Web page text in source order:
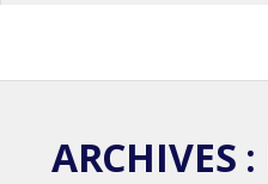
ARCHIVES :